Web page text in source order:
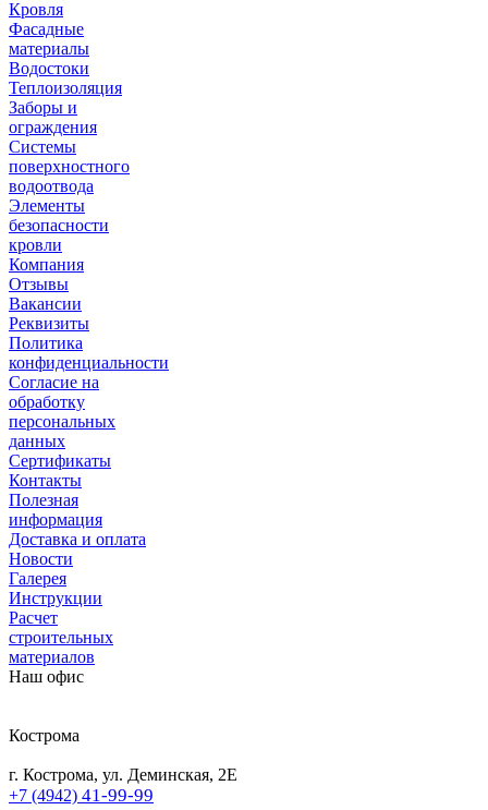
Кровля
Фасадные
материалы
Водостоки
Теплоизоляция
Заборы и
ограждения
Системы
поверхностного
водоотвода
Элементы
безопасности
кровли
Компания
Отзывы
Вакансии
Реквизиты
Политика
конфиденциальности
Согласие на
обработку
персональных
данных
Сертификаты
Контакты
Полезная
информация
Доставка и оплата
Новости
Галерея
Инструкции
Расчет
строительных
материалов
Наш офис
Кострома
г. Кострома, ул. Деминская, 2Е
+7 (4942) 41-99-99